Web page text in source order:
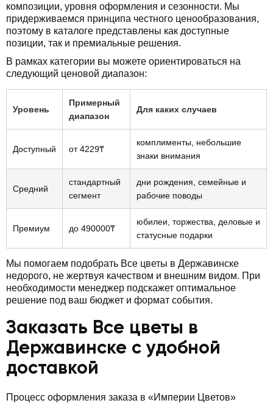
композиции, уровня оформления и сезонности. Мы
придерживаемся принципа честного ценообразования,
поэтому в каталоге представлены как доступные
позиции, так и премиальные решения.
В рамках категории вы можете ориентироваться на
следующий ценовой диапазон:
Уровень
Примерный
диапазон
Для каких случаев
Доступный от 4229₸
комплименты, небольшие
знаки внимания
Средний
стандартный
сегмент
дни рождения, семейные и
рабочие поводы
Премиум до 490000₸
юбилеи, торжества, деловые и
статусные подарки
Мы помогаем подобрать Все цветы в Державинске
недорого, не жертвуя качеством и внешним видом. При
необходимости менеджер подскажет оптимальное
решение под ваш бюджет и формат события.
Заказать Все цветы в
Державинске с удобной
доставкой
Процесс оформления заказа в «Империи Цветов»